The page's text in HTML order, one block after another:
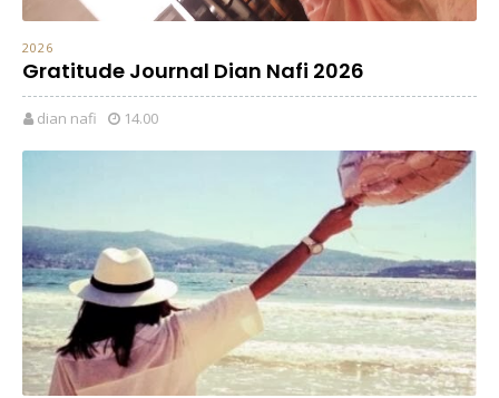
2026
Gratitude Journal Dian Nafi 2026
dian nafi 14.00